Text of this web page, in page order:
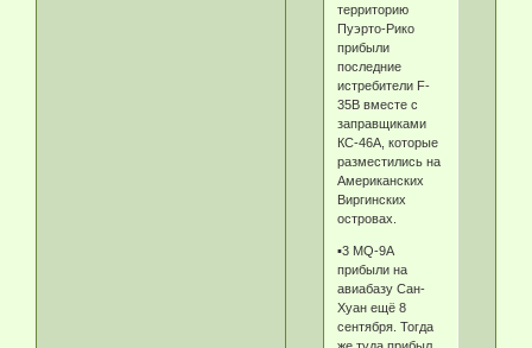
территорию
Пуэрто-Рико
прибыли
последние
истребители F-
35B вместе с
заправщиками
КС-46А, которые
разместились на
Американских
Виргинских
островах.
▪️3 MQ-9A
прибыли на
авиабазу Сан-
Хуан ещё 8
сентября. Тогда